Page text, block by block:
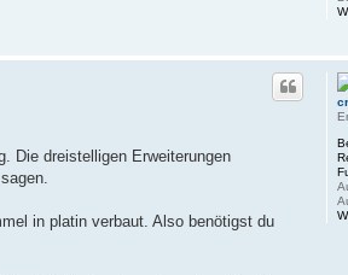
Die dreistelligen Erweiterungen
in platin verbaut. Also benötigst du